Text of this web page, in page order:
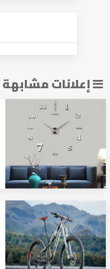
إعلانات مشابهة